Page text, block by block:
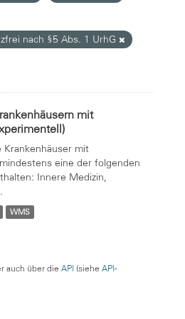
nach §5 Abs. 1 UrhG
mit
Krankenhäuser mit
eine der folgenden
Innere Medizin,
WMS
auch über die API (siehe API-